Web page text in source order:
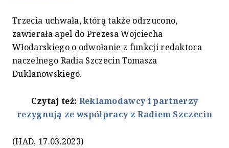
Trzecia uchwała, którą także odrzucono,
zawierała apel do Prezesa Wojciecha
Włodarskiego o odwołanie z funkcji redaktora
naczelnego Radia Szczecin Tomasza
Duklanowskiego.
Czytaj też: Reklamodawcy i partnerzy
rezygnują ze współpracy z Radiem Szczecin
(HAD, 17.03.2023)